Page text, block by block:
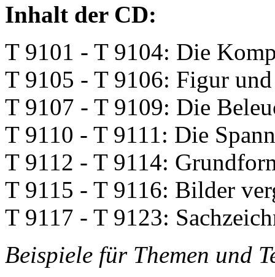
Inhalt der CD:
T 9101 - T 9104: Die
T 9105 - T 9106: Figur
T 9107 - T 9109: Die
T 9110 - T 9111: Die
T 9112 - T 9114:
T 9115 - T 9116: Bilder
T 9117 - T 9123:
Beispiele für Themen und